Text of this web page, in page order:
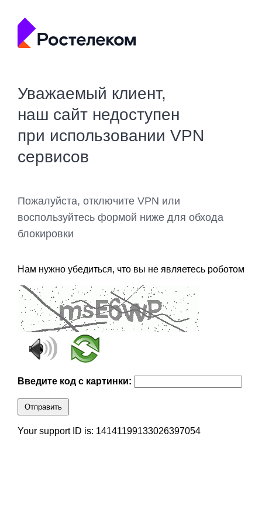
Уважаемый клиент,
наш сайт недоступен
при использовании VPN
сервисов
Пожалуйста, отключите VPN или
воспользуйтесь формой ниже для обхода
блокировки
Нам нужно убедиться, что вы не являетесь роботом
Введите код с картинки:
Отправить
Your support ID is: 14141199133026397054